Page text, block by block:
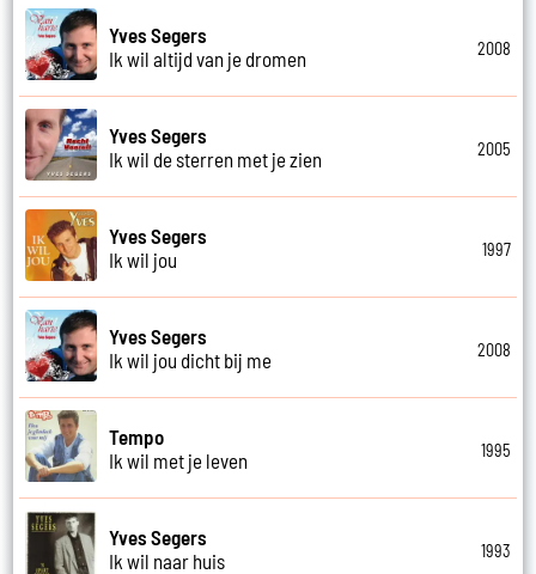
Yves Segers
Ik wil altijd van je dromen
2008
Yves Segers
Ik wil de sterren met je zien
2005
Yves Segers
Ik wil jou
1997
Yves Segers
Ik wil jou dicht bij me
2008
Tempo
Ik wil met je leven
1995
Yves Segers
Ik wil naar huis
1993